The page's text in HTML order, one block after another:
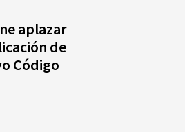
aplazar
de
Código